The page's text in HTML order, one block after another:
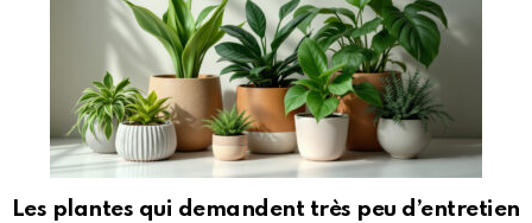
Les plantes qui demandent très peu d’entretien